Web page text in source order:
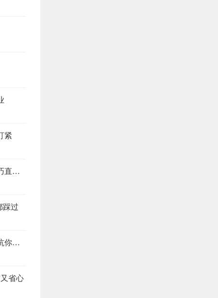
紧
装修别当冤大头，这4个地方最易踩坑，避坑技巧直接抄
踩过
装修公司预算报价怎么看？搞懂这4个地方，想坑你都难
省心